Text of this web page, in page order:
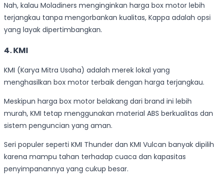
Nah, kalau Moladiners menginginkan harga box motor lebih
terjangkau tanpa mengorbankan kualitas, Kappa adalah opsi
yang layak dipertimbangkan.
4. KMI
KMI (Karya Mitra Usaha) adalah merek lokal yang
menghasilkan box motor terbaik dengan harga terjangkau.
Meskipun harga box motor belakang dari brand ini lebih
murah, KMI tetap menggunakan material ABS berkualitas dan
sistem penguncian yang aman.
Seri populer seperti KMI Thunder dan KMI Vulcan banyak dipilih
karena mampu tahan terhadap cuaca dan kapasitas
penyimpanannya yang cukup besar.